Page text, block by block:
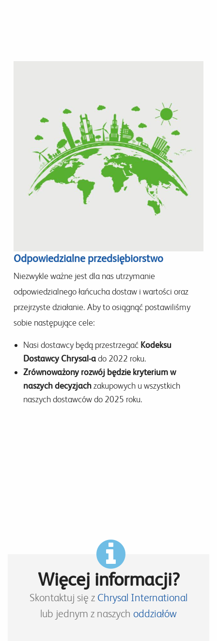
Odpowiedzialne przedsiębiorstwo
Niezwykle ważne jest dla nas utrzymanie
odpowiedzialnego łańcucha dostaw i wartości oraz
przejrzyste działanie. Aby to osiągnąć postawiliśmy
sobie następujące cele:
Nasi dostawcy będą przestrzegać Kodeksu
Dostawcy Chrysal-ado 2022 roku.
Zrównoważony rozwój będzie kryterium w
naszych decyzjachzakupowych u wszystkich
naszych dostawców do 2025 roku.
Więcej informacji?
Skontaktuj się z Chrysal International
lub jednym z naszych oddziałów